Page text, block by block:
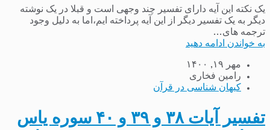
یک نکته این آیه دارای تفسیر چند وجهی است و قبلا در یک نوشته
دیگر به یک تفسیر دیگر از این آیه پرداخته ایم،اما به دلیل وجود
ترجمه های...
به خواندن ادامه دهید
مهر ۱۹, ۱۴۰۰
رامین فخاری
کیهان شناسی در قرآن
تفسیر آیات ۳۸ و ۳۹ و ۴۰ سوره یاس